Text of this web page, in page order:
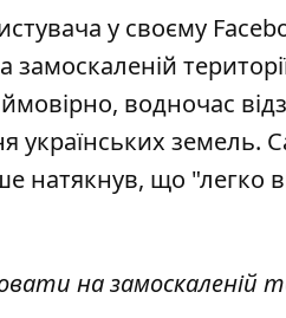
у своєму
водночас
земель.
натякнув, що "легко
на замоскаленій